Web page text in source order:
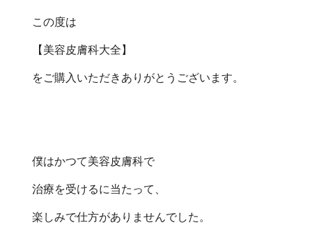
この度は
【美容皮膚科大全】
をご購入いただきありがとうございます。
僕はかつて美容皮膚科で
治療を受けるに当たって、
楽しみで仕方がありませんでした。